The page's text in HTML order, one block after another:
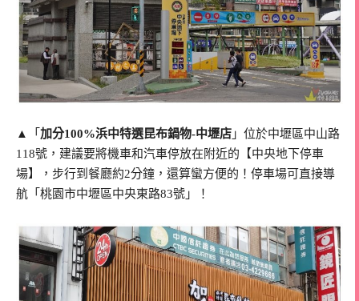
▲「 加分100%浜中特選昆布鍋物-中壢店 」位於中壢區中山路
118號，建議要將機車和汽車停放在附近的【中央地下停車
場】，步行到餐廳約2分鐘，還算蠻方便的！停車場可直接導
航「桃園市中壢區中央東路83號」！